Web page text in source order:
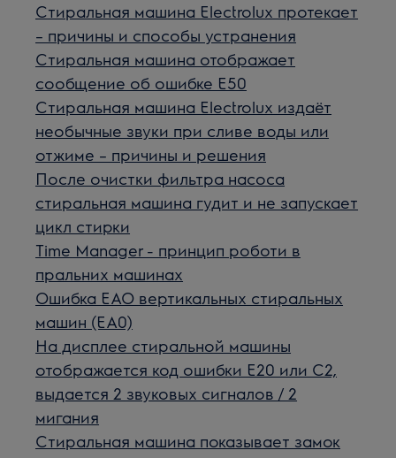
Стиральная машина Electrolux протекает
– причины и способы устранения
Стиральная машина отображает
сообщение об ошибке E50
Стиральная машина Electrolux издаёт
необычные звуки при сливе воды или
отжиме – причины и решения
После очистки фильтра насоса
стиральная машина гудит и не запускает
цикл стирки
Time Manager - принцип роботи в
пральних машинах
Ошибка ЕАО вертикальных стиральных
машин (EA0)
На дисплее стиральной машины
отображается код ошибки E20 или C2,
выдается 2 звуковых сигналов / 2
мигания
Стиральная машина показывает замок